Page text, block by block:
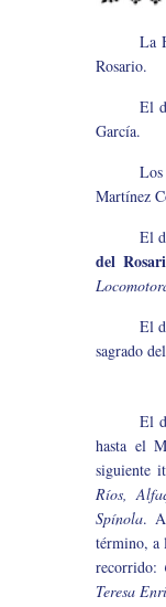
La
Rosario.
El
García.
Martínez
El
del
El
sagrado
El
hasta el
siguiente
Ríos,
Spínola.
término, a
recorrido:
Teresa